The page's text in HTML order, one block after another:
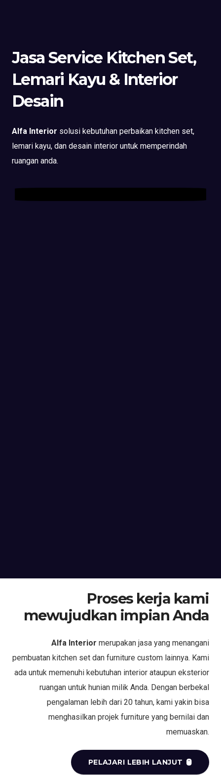
Jasa Service Kitchen Set,
Lemari Kayu & Interior
Desain
Alfa Interior solusi kebutuhan perbaikan kitchen set,
lemari kayu, dan desain interior untuk memperindah
ruangan anda.
Proses kerja kami
mewujudkan impian Anda
Alfa Interior merupakan jasa yang menangani
pembuatan kitchen set dan furniture custom lainnya. Kami
ada untuk memenuhi kebutuhan interior ataupun eksterior
ruangan untuk hunian milik Anda. Dengan berbekal
pengalaman lebih dari 20 tahun, kami yakin bisa
menghasilkan projek furniture yang bernilai dan
memuaskan.
PELAJARI LEBIH LANJUT